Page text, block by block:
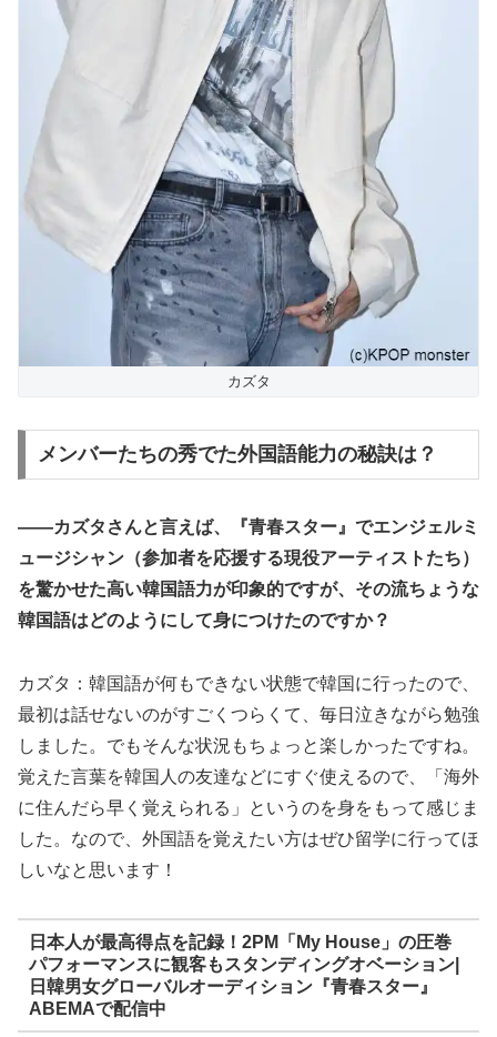
カズタ
メンバーたちの秀でた外国語能力の秘訣は？
――カズタさんと言えば、『青春スター』でエンジェルミ
ュージシャン（参加者を応援する現役アーティストたち）
を驚かせた高い韓国語力が印象的ですが、その流ちょうな
韓国語はどのようにして身につけたのですか？
カズタ：韓国語が何もできない状態で韓国に行ったので、
最初は話せないのがすごくつらくて、毎日泣きながら勉強
しました。でもそんな状況もちょっと楽しかったですね。
覚えた言葉を韓国人の友達などにすぐ使えるので、「海外
に住んだら早く覚えられる」というのを身をもって感じま
した。なので、外国語を覚えたい方はぜひ留学に行ってほ
しいなと思います！
日本人が最高得点を記録！2PM「My House」の圧巻
パフォーマンスに観客もスタンディングオベーション|
日韓男女グローバルオーディション『青春スター』
ABEMAで配信中